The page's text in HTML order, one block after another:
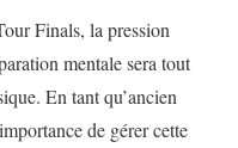
Finals, la pression
mentale sera tout
En tant qu’ancien
de gérer cette